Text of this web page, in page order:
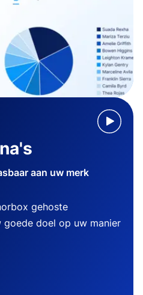
aan uw merk
gehoste
doel op uw manier